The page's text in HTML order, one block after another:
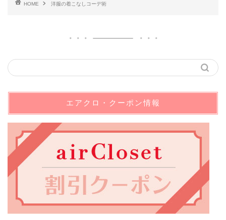
HOME 洋服の着こなしコーデ術
エアクロ・クーポン情報